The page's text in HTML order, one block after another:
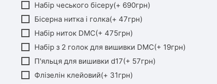
Набір чеського бісеру(+ 690грн)
Бісерна нитка і голка(+ 47грн)
Набір ниток DMC(+ 475грн)
Набір з 2 голок для вишивки DMC(+ 19грн)
П'яльця для вишивки d17(+ 57грн)
Флізелін клейовий(+ 31грн)